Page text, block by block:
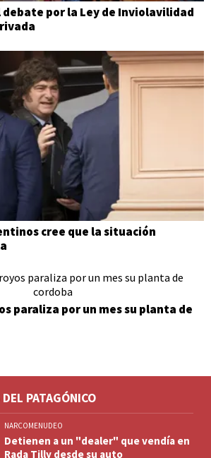
debate por la Ley de Inviolavilidad
cree que la situación
paraliza por un mes su planta de
PATAGÓNICO
NARCOMENUDEO
Detienen a un "dealer" que vendía en
Rada Tilly desde su auto